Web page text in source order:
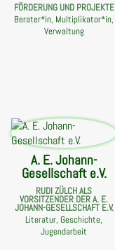
FÖRDERUNG UND PROJEKTE
Berater*in, Multiplikator*in,
Verwaltung
A. E. Johann-
Gesellschaft e.V.
RUDI ZÜLCH ALS
VORSITZENDER DER A. E.
JOHANN-GESELLSCHAFT E.V.
Literatur, Geschichte,
Jugendarbeit